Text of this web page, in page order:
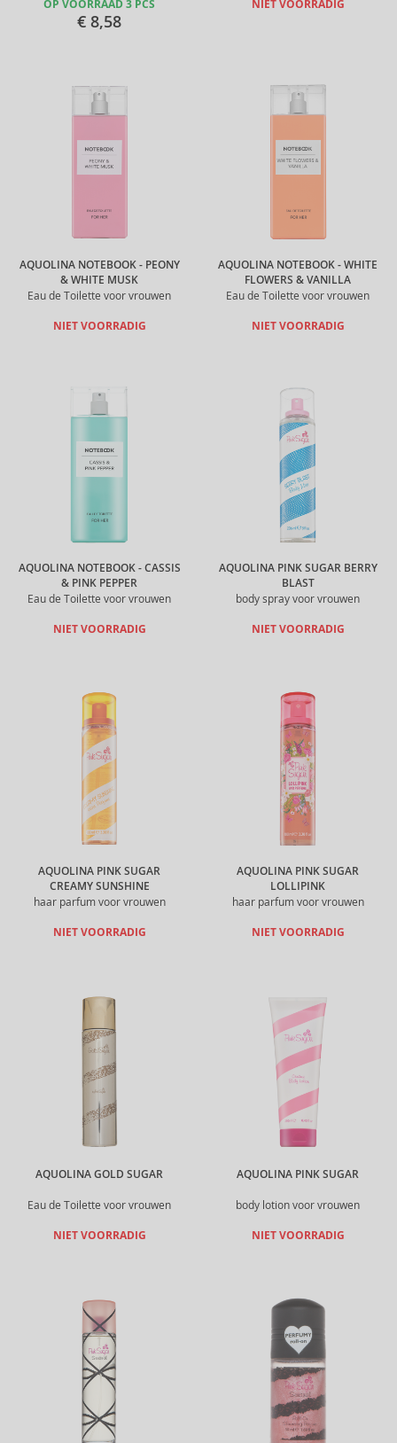
OP VOORRAAD 3 PCS
€ 8,58
NIET VOORRADIG
AQUOLINA NOTEBOOK - PEONY
& WHITE MUSK
Eau de Toilette voor vrouwen
NIET VOORRADIG
AQUOLINA NOTEBOOK - WHITE
FLOWERS & VANILLA
Eau de Toilette voor vrouwen
NIET VOORRADIG
AQUOLINA NOTEBOOK - CASSIS
& PINK PEPPER
Eau de Toilette voor vrouwen
NIET VOORRADIG
AQUOLINA PINK SUGAR BERRY
BLAST
body spray voor vrouwen
NIET VOORRADIG
AQUOLINA PINK SUGAR
CREAMY SUNSHINE
haar parfum voor vrouwen
NIET VOORRADIG
AQUOLINA PINK SUGAR
LOLLIPINK
haar parfum voor vrouwen
NIET VOORRADIG
AQUOLINA GOLD SUGAR
Eau de Toilette voor vrouwen
NIET VOORRADIG
AQUOLINA PINK SUGAR
body lotion voor vrouwen
NIET VOORRADIG